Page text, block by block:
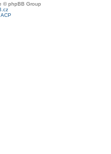
© phpBB Group